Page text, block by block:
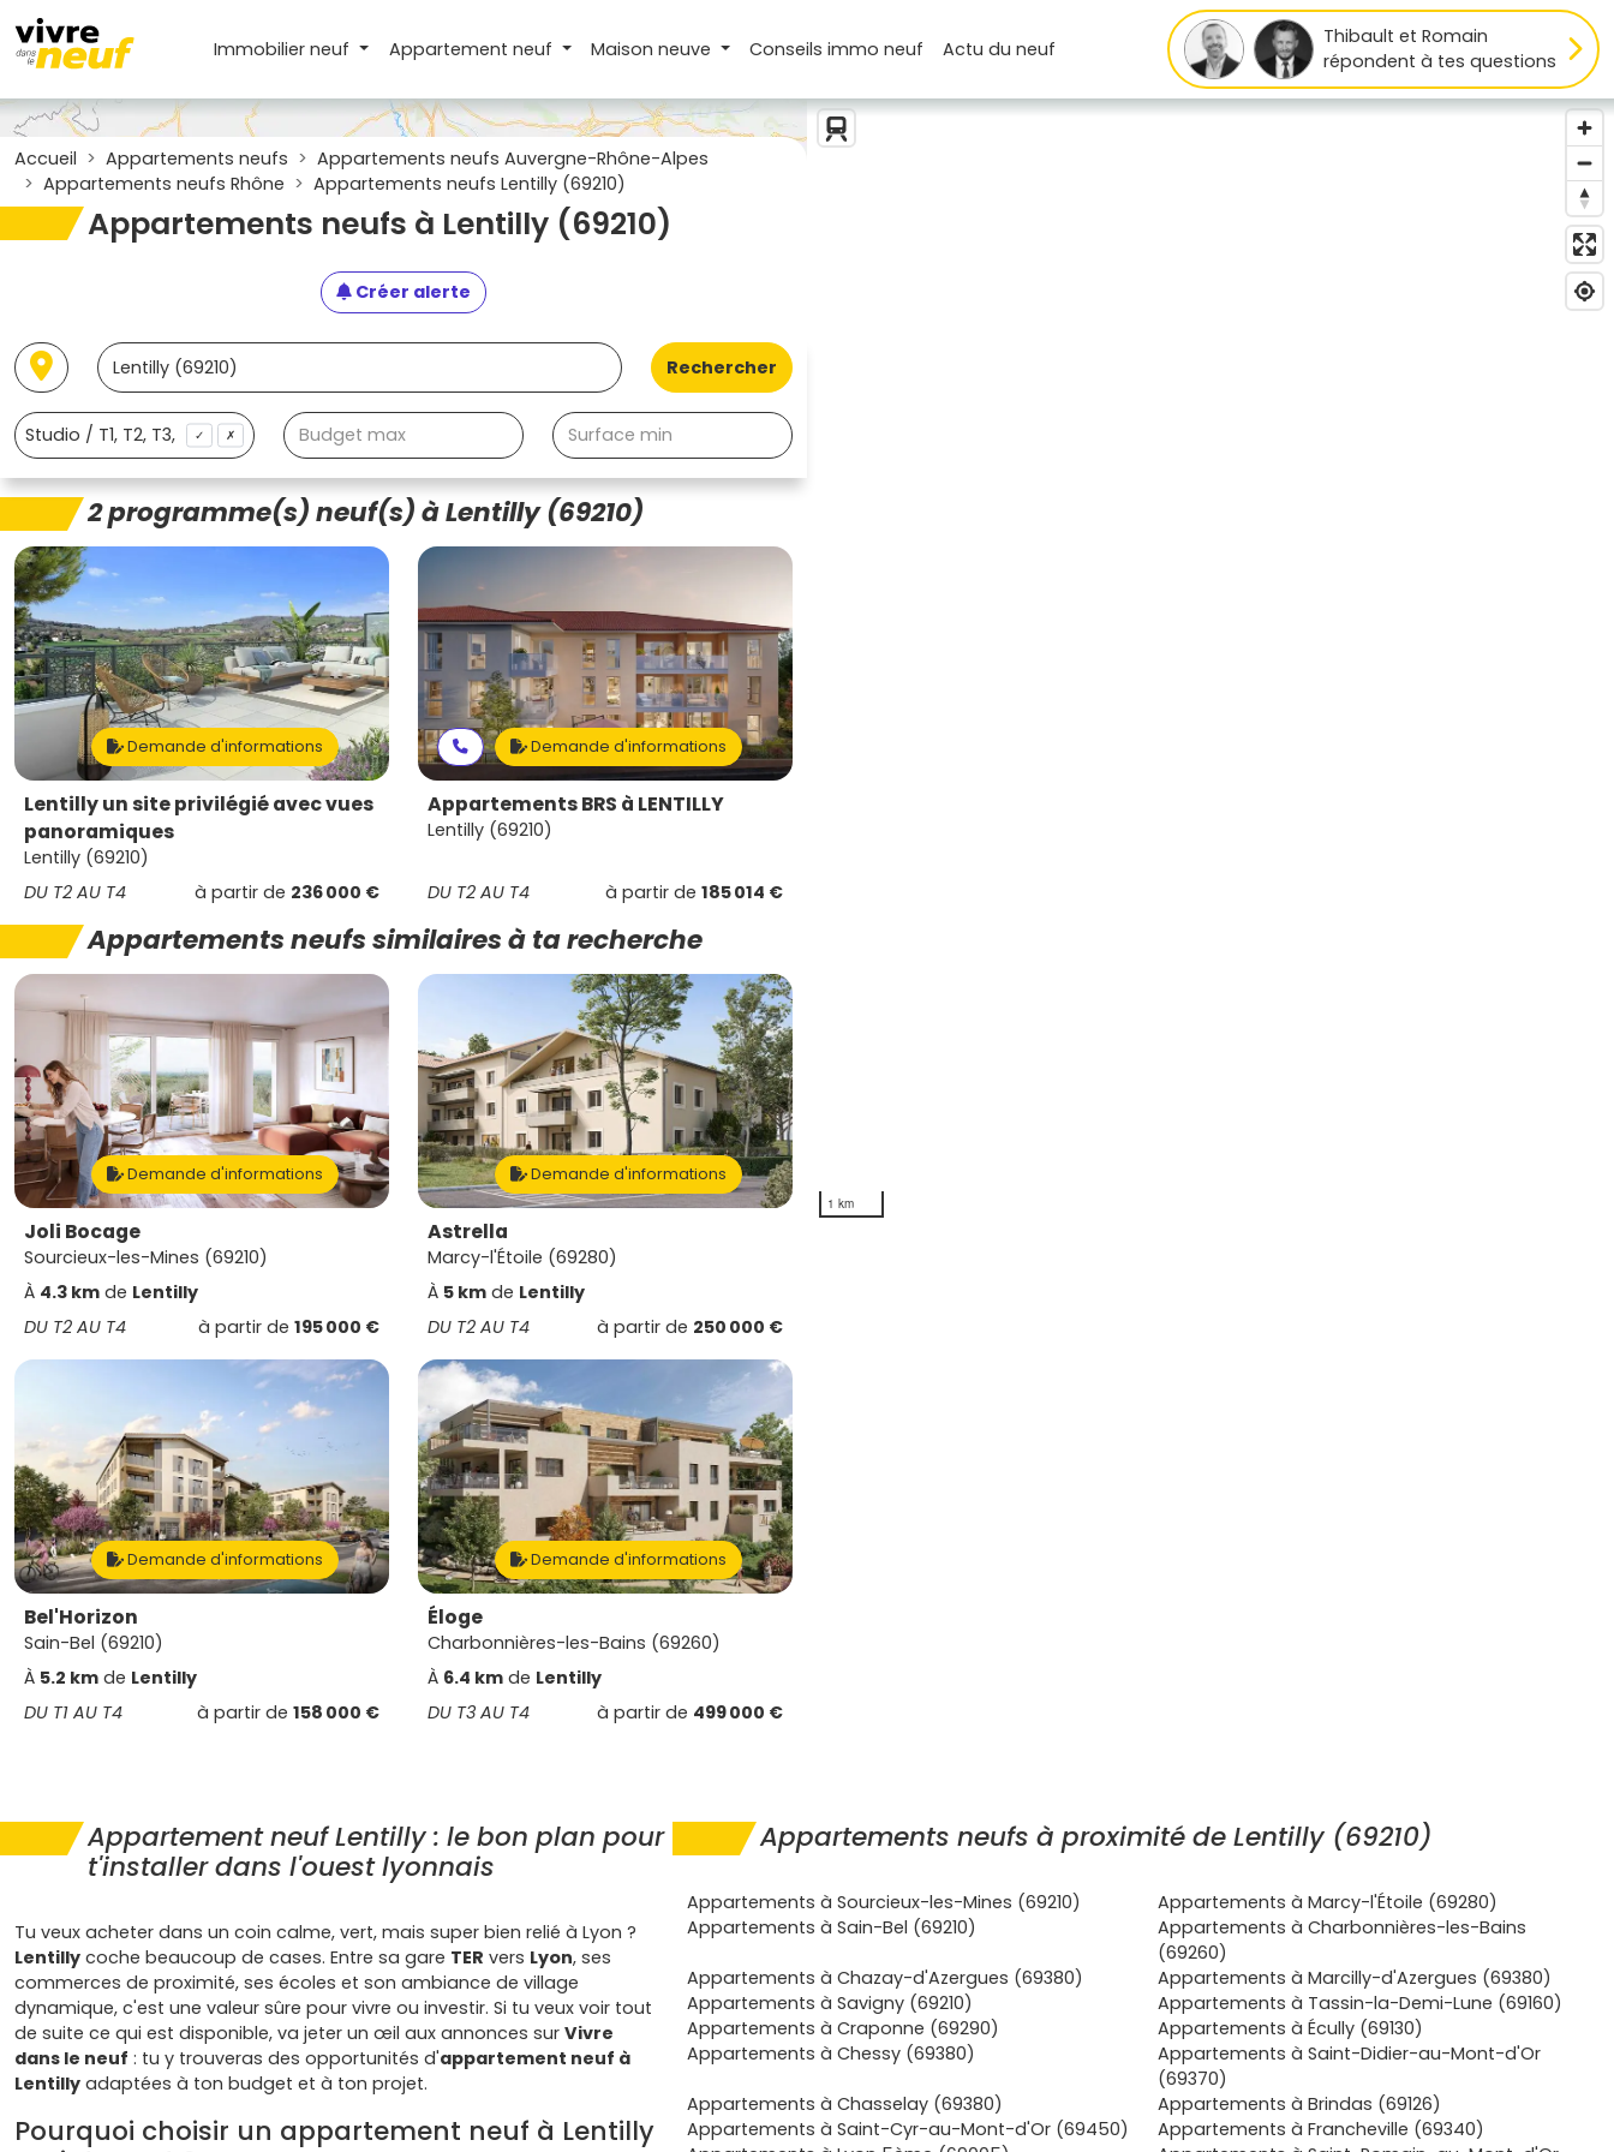
Immobilier neuf Appartement neuf Maison neuve Conseilsimmo neuf Actudu neuf
Thibault et Romain
répondent à tes questions
Accueil Appartements neufs
Appartements neufs Auvergne-Rhône-Alpes
Appartements neufs Rhône
Appartements neufs Lentilly (69210)
Appartements neufs à Lentilly (69210)
Créer alerte
Rechercher
✓ ✗
2 programme(s) neuf(s) à Lentilly (69210)
Demande d'informations
Lentilly un site privilégié avec vues
panoramiques
Lentilly (69210)
DU T2 AU T4
à partir de 236 000 €
Demande d'informations
Appartements BRS à LENTILLY
Lentilly (69210)
DU T2 AU T4 à partir de 185 014 €
Appartements neufs similaires à ta recherche
Demande d'informations
Joli Bocage
Sourcieux-les-Mines (69210)
À 4.3 km de Lentilly
DU T2 AU T4
à partir de 195 000 €
Demande d'informations
Astrella
Marcy-l'Étoile (69280)
À 5 km de Lentilly
DU T2 AU T4
à partir de 250 000 €
Demande d'informations
Bel'Horizon
Sain-Bel (69210)
À 5.2 km de Lentilly
DU T1 AU T4
à partir de 158 000 €
Demande d'informations
Éloge
Charbonnières-les-Bains (69260)
À 6.4 km de Lentilly
DU T3 AU T4
à partir de 499 000 €
1 km
Appartement neuf Lentilly : le bon plan pour
t'installer dans l'ouest lyonnais
Tu veux acheter dans un coin calme, vert, mais super bien relié à Lyon ?
Lentilly coche beaucoup de cases. Entre sa gare TER vers Lyon, ses
commerces de proximité, ses écoles et son ambiance de village
dynamique, c'est une valeur sûre pour vivre ou investir. Si tu veux voir tout
de suite ce qui est disponible, va jeter un œil aux annonces sur Vivre
dans le neuf : tu y trouveras des opportunités d'appartement neuf à
Lentilly adaptées à ton budget et à ton projet.
Pourquoi choisir un appartement neuf à Lentilly
Appartements neufs à proximité de Lentilly (69210)
Appartements à Sourcieux-les-Mines (69210)
Appartements à Marcy-l'Étoile (69280)
Appartements à Sain-Bel (69210)
Appartements à Charbonnières-les-Bains
(69260)
Appartements à Chazay-d'Azergues (69380)
Appartements à Marcilly-d'Azergues (69380)
Appartements à Savigny (69210)
Appartements à Tassin-la-Demi-Lune (69160)
Appartements à Craponne (69290)
Appartements à Écully (69130)
Appartements à Chessy (69380)
Appartements à Saint-Didier-au-Mont-d'Or
(69370)
Appartements à Chasselay (69380)
Appartements à Brindas (69126)
Appartements à Saint-Cyr-au-Mont-d'Or (69450)
Appartements à Francheville (69340)